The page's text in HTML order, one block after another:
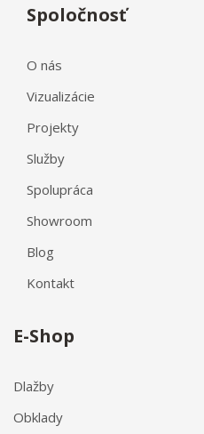
Spoločnosť
O nás
Vizualizácie
Projekty
Služby
Spolupráca
Showroom
Blog
Kontakt
E-Shop
Dlažby
Obklady